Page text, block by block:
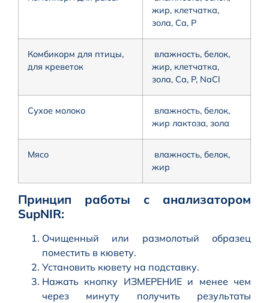
жир, клетчатка,
зола, Ca, P
Комбикорм для птицы,
для креветок
влажность, белок,
жир, клетчатка,
зола, Ca, P, NaCl
Сухое молоко
влажность, белок,
жир лактоза, зола
Мясо
влажность, белок,
жир
Принцип работы с анализатором
SupNIR:
Очищенный или размолотый образец
поместить в кювету.
Установить кювету на подставку.
Нажать кнопку ИЗМЕРЕНИЕ и менее чем
через минуту получить результаты